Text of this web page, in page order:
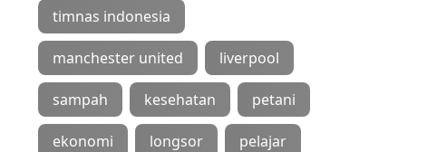
timnas indonesia
manchester united liverpool
sampah kesehatan petani
ekonomi longsor pelajar